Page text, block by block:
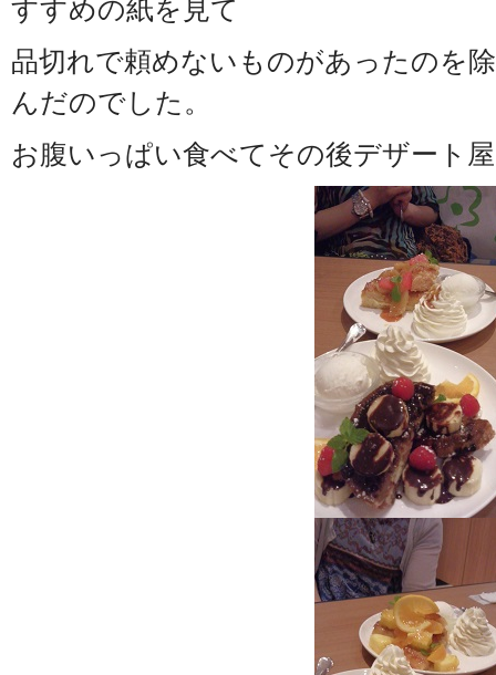
すすめの紙を見て
品切れで頼めないものがあったのを
んだのでした。
お腹いっぱい食べてその後デザート